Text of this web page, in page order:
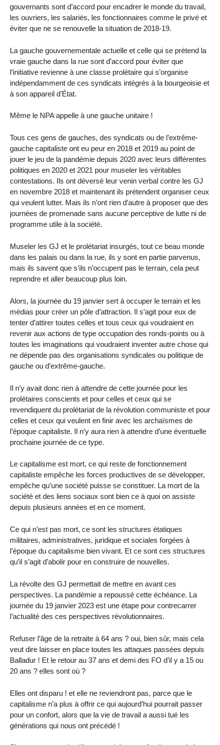
gouvernants sont d’accord pour encadrer le monde du travail,
les ouvriers, les salariés, les fonctionnaires comme le privé et
éviter que ne se renouvelle la situation de 2018-19.
La gauche gouvernementale actuelle et celle qui se prétend la
vraie gauche dans la rue sont d’accord pour éviter que
l’initiative revienne à une classe prolétaire qui s’organise
indépendamment de ces syndicats intégrés à la bourgeoisie et
à son appareil d’État.
Même le NPA appelle à une gauche unitaire !
Tous ces gens de gauches, des syndicats ou de l’extrême-
gauche capitaliste ont eu peur en 2018 et 2019 au point de
jouer le jeu de la pandémie depuis 2020 avec leurs différentes
politiques en 2020 et 2021 pour museler les véritables
contestations. Ils ont déversé leur venin verbal contre les GJ
en novembre 2018 et maintenant ils prétendent organiser ceux
qui veulent lutter. Mais ils n’ont rien d’autre à proposer que des
journées de promenade sans aucune perceptive de lutte ni de
programme utile à la société.
Museler les GJ et le prolétariat insurgés, tout ce beau monde
dans les palais ou dans la rue, ils y sont en partie parvenus,
mais ils savent que s’ils n’occupent pas le terrain, cela peut
reprendre et aller beaucoup plus loin.
Alors, la journée du 19 janvier sert à occuper le terrain et les
médias pour créer un pôle d’attraction. Il s’agit pour eux de
tenter d’attirer toutes celles et tous ceux qui voudraient en
revenir aux actions de type occupation des ronds-points ou à
toutes les imaginations qui voudraient inventer autre chose qui
ne dépende pas des organisations syndicales ou politique de
gauche ou d’extrême-gauche.
Il n’y avait donc rien à attendre de cette journée pour les
prolétaires conscients et pour celles et ceux qui se
revendiquent du prolétariat de la révolution communiste et pour
celles et ceux qui veulent en finir avec les archaïsmes de
l’époque capitaliste. Il n’y aura rien à attendre d’une éventuelle
prochaine journée de ce type.
Le capitalisme est mort, ce qui reste de fonctionnement
capitaliste empêche les forces productives de se développer,
empêche qu’une société puisse se constituer. La mort de la
société et des liens sociaux sont bien ce à quoi on assiste
depuis plusieurs années et en ce moment.
Ce qui n’est pas mort, ce sont les structures étatiques
militaires, administratives, juridique et sociales forgées à
l’époque du capitalisme bien vivant. Et ce sont ces structures
qu’il s’agit d’abolir pour en construire de nouvelles.
La révolte des GJ permettait de mettre en avant ces
perspectives. La pandémie a repoussé cette échéance. La
journée du 19 janvier 2023 est une étape pour contrecarrer
l’actualité des ces perspectives révolutionnaires.
Refuser l’âge de la retraite à 64 ans ? oui, bien sûr, mais cela
veut dire laisser en place toutes les attaques passées depuis
Balladur ! Et le retour au 37 ans et demi des FO d’il y a 15 ou
20 ans ? elles sont où ?
Elles ont disparu ! et elle ne reviendront pas, parce que le
capitalisme n’a plus à offrir ce qui aujourd’hui pourrait passer
pour un confort, alors que la vie de travail a aussi tué les
générations qui nous ont précédé !